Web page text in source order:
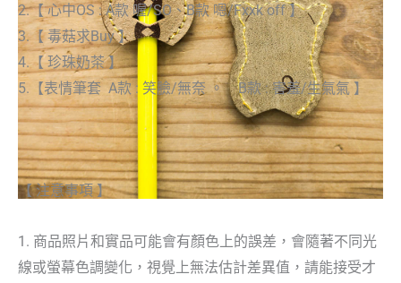
2.【 心中OS : A款 喔/SO、B款 嗯/Fxxk off 】
3.【 毒菇求Buy 】
4.【 珍珠奶茶 】
5.【表情筆套 A款 : 笑臉/無奈 。 B款 : 害羞/生氣氣 】
【 注意事項 】
1. 商品照片和實品可能會有顏色上的誤差，會隨著不同光
線或螢幕色調變化，視覺上無法估計差異值，請能接受才